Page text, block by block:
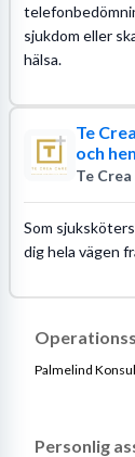
sjukdom eller
hälsa.
Te
och
Te
Som
dig hela vägen
Palmelind
Personlig